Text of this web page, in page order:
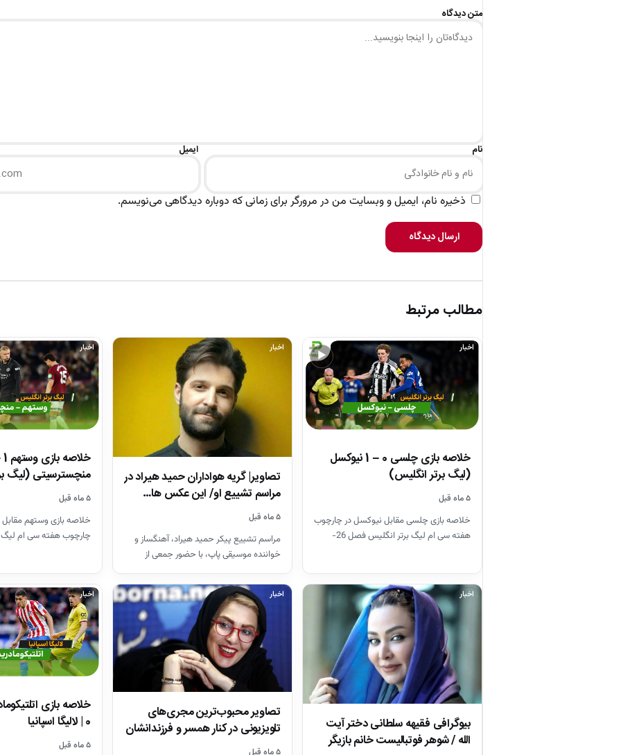
متن دیدگاه
نام ایمیل
ذخیره نام، ایمیل و وبسایت من در مرورگر برای زمانی که دوباره دیدگاهی می‌نویسم.
ارسال دیدگاه
مطالب مرتبط
▶
اخبار
خلاصه بازی چلسی 0 – 1 نیوکسل
(لیگ برتر انگلیس)
۵ ماه قبل
خلاصه بازی چلسی مقابل نیوکسل در چارچوب
هفته سی ام لیگ برتر انگلیس فصل 26-
اخبار
تصاویر| گریه هواداران حمید هیراد در
مراسم تشییع او/ این عکس ها…
۵ ماه قبل
مراسم تشییع پیکر حمید هیراد، آهنگساز و
خواننده موسیقی پاپ، با حضور جمعی از
اخبار
منچسترسیتی (لیگ
۵ ماه قبل
خلاصه بازی وستهم
چارچوب هفته سی ام
اخبار
بیوگرافی فقیهه سلطانی دختر آیت
الله / شوهر فوتبالیست خانم بازیگر
اخبار
تصاویر محبوب‌ترین مجری‌های
تلویزیونی در کنار همسر و فرزندانشان
+ بیوگرافی
۵ ماه قبل
اخبار
0 | لالیگا اسپانیا
۵ ماه قبل